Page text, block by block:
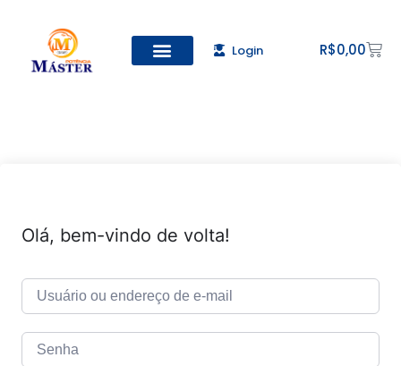
Login R$0,00
Olá, bem-vindo de volta!